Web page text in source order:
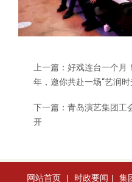
上一篇： 好戏连台一个月
年，邀你共赴一场“艺润时
下一篇： 青岛演艺集团工
开
网站首页 | 时政要闻 | 集